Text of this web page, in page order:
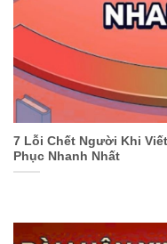
7 Lỗi Chết Người Khi
Phục Nhanh Nhất